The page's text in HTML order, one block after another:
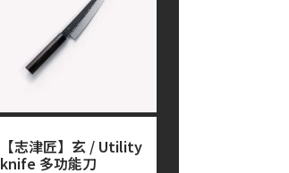
【志津匠】玄 / Utility
knife 多功能刀